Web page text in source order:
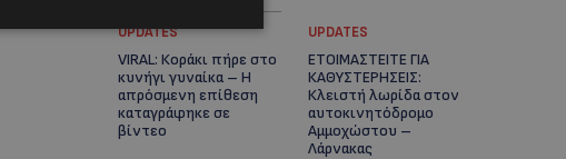
UPDATES
VIRAL: Κοράκι πήρε στο
κυνήγι γυναίκα – Η
απρόσμενη επίθεση
καταγράφηκε σε
βίντεο
UPDATES
ΕΤΟΙΜΑΣΤΕΙΤΕ ΓΙΑ
ΚΑΘΥΣΤΕΡΗΣΕΙΣ:
Κλειστή λωρίδα στον
αυτοκινητόδρομο
Αμμοχώστου –
Λάρνακας